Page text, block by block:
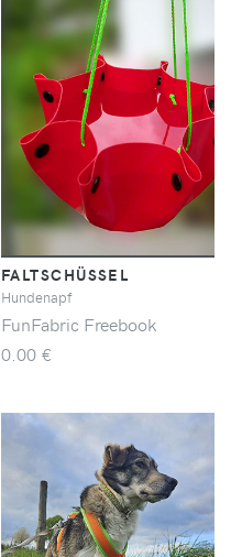
FALTSCHÜSSEL
Hundenapf
FunFabric Freebook
0.00 €